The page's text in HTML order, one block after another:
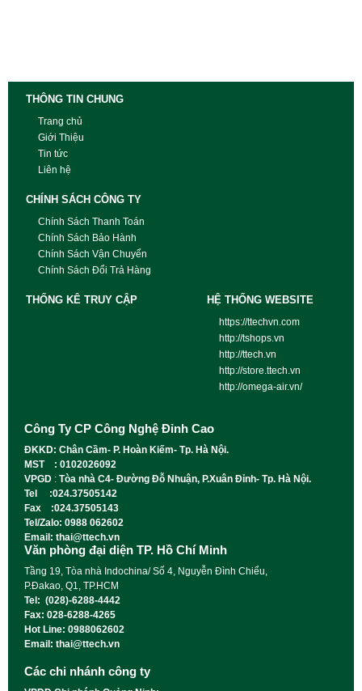
THÔNG TIN CHUNG
Trang chủ
Giới Thiệu
Tin tức
Liên hệ
CHÍNH SÁCH CÔNG TY
Chính Sách Thanh Toán
Chính Sách Bảo Hành
Chính Sách Vận Chuyển
Chính Sách Đổi Trả Hàng
THỐNG KÊ TRUY CẬP HỆ THỐNG WEBSITE
https://ttechvn.com
http://tshops.vn
http://ttech.vn
http://store.ttech.vn
http://omega-air.vn/
Công Ty CP Công Nghệ Đỉnh Cao
ĐKKD: Chân Cầm- P. Hoàn Kiếm- Tp. Hà Nội.
MST : 0102026092
VPGD : Tòa nhà C4- Đường Đỗ Nhuận, P.Xuân Đỉnh- Tp. Hà Nội.
Tel :024.37505142
Fax :024.37505143
Tel/Zalo: 0988 062602
Email: thai@ttech.vn
Văn phòng đại diện TP. Hồ Chí Minh
Tầng 19, Tòa nhà Indochina/ Số 4, Nguyễn Đình Chiểu,
P.Đakao, Q1, TP.HCM
Tel: (028)-6288-4442
Fax: 028-6288-4265
Hot Line: 0988062602
Email: thai@ttech.vn
Các chi nhánh công ty